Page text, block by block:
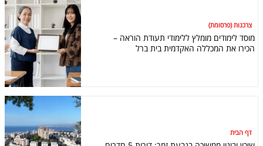
צרכנות (פרסומת)
מוסד לימודים מומלץ ללימודי תעודת הוראה –
הכירו את המכללה האקדמית בית ברל
דף הבית